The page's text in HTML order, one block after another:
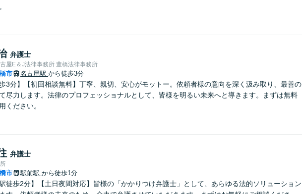
弁護士
屋E＆J法律事務所 豊橋法律事務所
市 名古屋駅 から徒歩3分
歩3分】【初回相談無料】丁寧、親切、安心がモットー。依頼者様の意向を深く汲み取り、最善の
尽力します。法律のプロフェッショナルとして、皆様を明るい未来へと導きます。まずは無料
ください。
弁護士
市 駅前駅 から徒歩1分
駅徒歩2分】【土日夜間対応】皆様の「かかりつけ弁護士」として、あらゆる法的ソリューション